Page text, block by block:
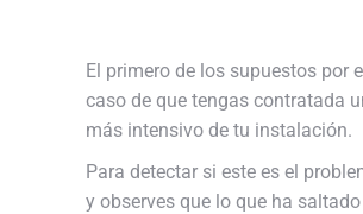
El primero de los supuestos por
caso de que tengas contratada
más intensivo de tu instalación.
Para detectar si este es el
y observes que lo que ha